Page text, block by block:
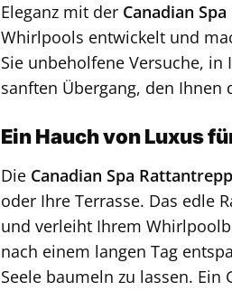
Eleganz mit der Canadian
Whirlpools entwickelt und
Sie unbeholfene Versuche,
sanften Übergang, den Ihnen
Ein Hauch von Luxus
Die Canadian Spa
oder Ihre Terrasse. Das edle
und verleiht Ihrem
nach einem langen Tag
Seele baumeln zu lassen.